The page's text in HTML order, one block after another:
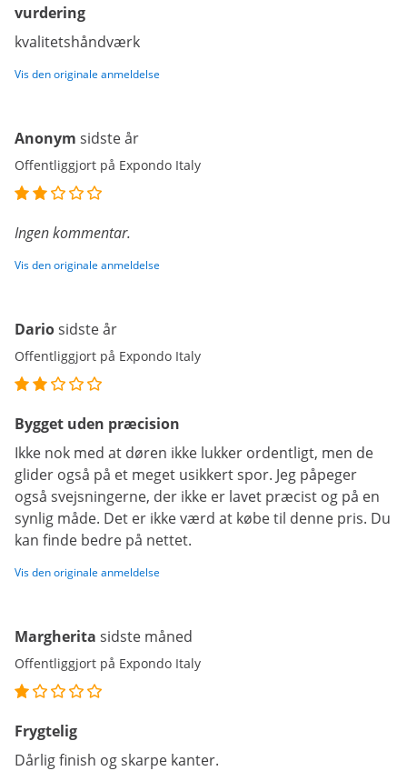
vurdering
kvalitetshåndværk
Vis den originale anmeldelse
Anonym sidste år
Offentliggjort på Expondo Italy
Ingen kommentar.
Vis den originale anmeldelse
Dariosidste år
Offentliggjort på Expondo Italy
Bygget uden præcision
Ikke nok med at døren ikke lukker ordentligt, men de
glider også på et meget usikkert spor. Jeg påpeger
også svejsningerne, der ikke er lavet præcist og på en
synlig måde. Det er ikke værd at købe til denne pris. Du
kan finde bedre på nettet.
Vis den originale anmeldelse
Margherita sidste måned
Offentliggjort på Expondo Italy
Frygtelig
Dårlig finish og skarpe kanter.